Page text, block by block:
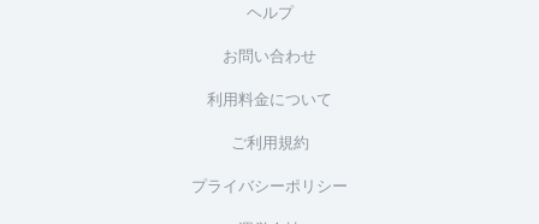
ヘルプ
お問い合わせ
利用料金について
ご利用規約
プライバシーポリシー